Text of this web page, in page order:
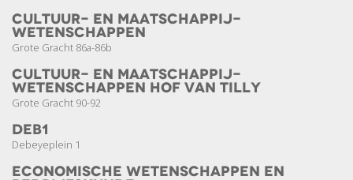
Cultuur- en Maatschappij­­
wetenschappen
Grote Gracht 86a-86b
Cultuur- en Maatschappij­­
wetenschappen Hof van Tilly
Grote Gracht 90-92
DEB1
Debeyeplein 1
Economische Wetenschappen en